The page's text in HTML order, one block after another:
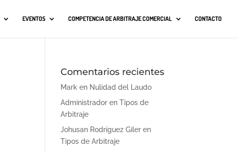
EVENTOS COMPETENCIA DE ARBITRAJE COMERCIAL CONTACTO
Comentarios recientes
Mark en Nulidad del Laudo
Administradoren Tipos de
Arbitraje
Johusan Rodríguez Gileren
Tipos de Arbitraje